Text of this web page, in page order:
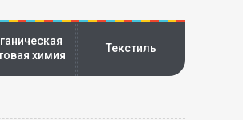
химия
Текстиль